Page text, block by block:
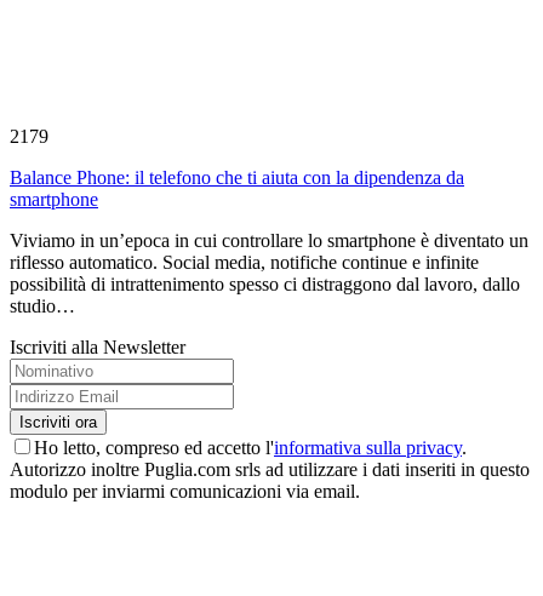
2179
Balance Phone: il telefono che ti aiuta con la dipendenza da
smartphone
Viviamo in un’epoca in cui controllare lo smartphone è diventato un
riflesso automatico. Social media, notifiche continue e infinite
possibilità di intrattenimento spesso ci distraggono dal lavoro, dallo
studio…
Iscriviti alla Newsletter
Ho letto, compreso ed accetto l'informativa sulla privacy.
Autorizzo inoltre Puglia.com srls ad utilizzare i dati inseriti in questo
modulo per inviarmi comunicazioni via email.